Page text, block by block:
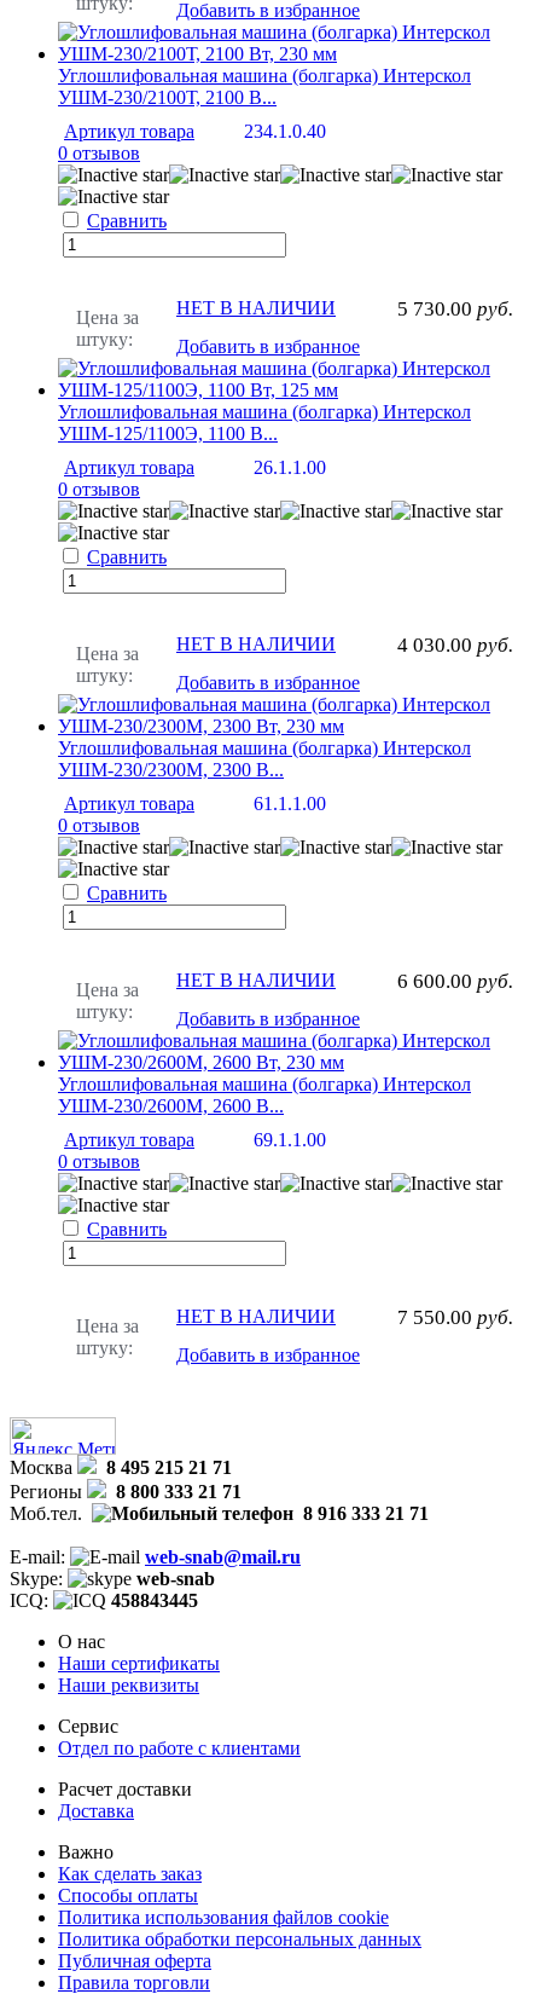
Добавить в избранное
Углошлифовальная машина (болгарка) Интерскол
УШМ-230/2100Т, 2100 В...
Артикул товара
234.1.0.40
0 отзывов
Сравнить
Цена за
штуку:
5 730.00 руб.
НЕТ В НАЛИЧИИ
Добавить в избранное
Углошлифовальная машина (болгарка) Интерскол
УШМ-125/1100Э, 1100 В...
Артикул товара
26.1.1.00
0 отзывов
Сравнить
Цена за
штуку:
4 030.00 руб.
НЕТ В НАЛИЧИИ
Добавить в избранное
Углошлифовальная машина (болгарка) Интерскол
УШМ-230/2300М, 2300 В...
Артикул товара
61.1.1.00
0 отзывов
Сравнить
Цена за
штуку:
6 600.00 руб.
НЕТ В НАЛИЧИИ
Добавить в избранное
Углошлифовальная машина (болгарка) Интерскол
УШМ-230/2600М, 2600 В...
Артикул товара
69.1.1.00
0 отзывов
Сравнить
Цена за
штуку:
7 550.00 руб.
НЕТ В НАЛИЧИИ
Добавить в избранное
Москва
8 495 215 21 71
Регионы
8 800 333 21 71
Моб.тел.
8 916 333 21 71
E-mail:
web-snab@mail.ru
Skype:
web-snab
ICQ:
458843445
О нас
Наши сертификаты
Наши реквизиты
Сервис
Отдел по работе с клиентами
Расчет доставки
Доставка
Важно
Как сделать заказ
Способы оплаты
Политика использования файлов cookie
Политика обработки персональных данных
Публичная оферта
Правила торговли